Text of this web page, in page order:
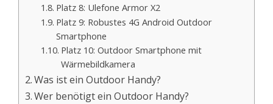
Platz 8: Ulefone Armor X2
Platz 9: Robustes 4G Android Outdoor
Smartphone
Platz 10: Outdoor Smartphone mit
Wärmebildkamera
Was ist ein Outdoor Handy?
Wer benötigt ein Outdoor Handy?